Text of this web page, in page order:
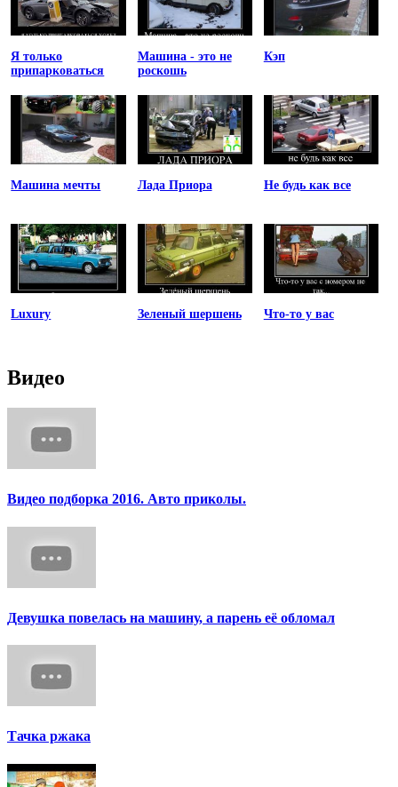
Я только
припарковаться
Машина - это не
роскошь
Кэп
Машина мечты Лада Приора Не будь как все
Luxury Зеленый шершень Что-то у вас
Видео
Видео подборка 2016. Авто приколы.
Девушка повелась на машину, а парень её обломал
Тачка ржака